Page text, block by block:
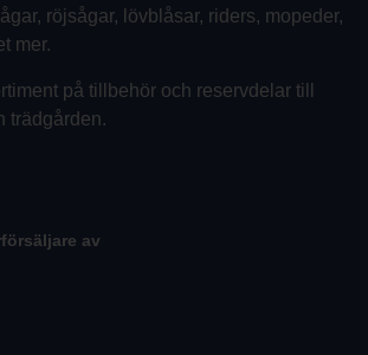
röjsågar, lövblåsar, riders, mopeder,
mer.
på tillbehör och reservdelar till
trädgården.
av